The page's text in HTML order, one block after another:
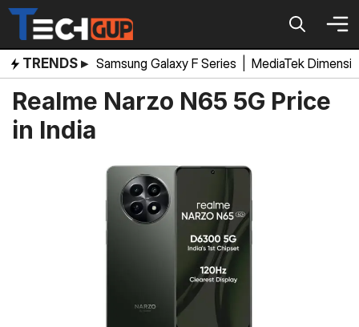
Skip
content
TRENDS ▸ Samsung Galaxy F Series MediaTek
Realme Narzo N65 5G Price
in India